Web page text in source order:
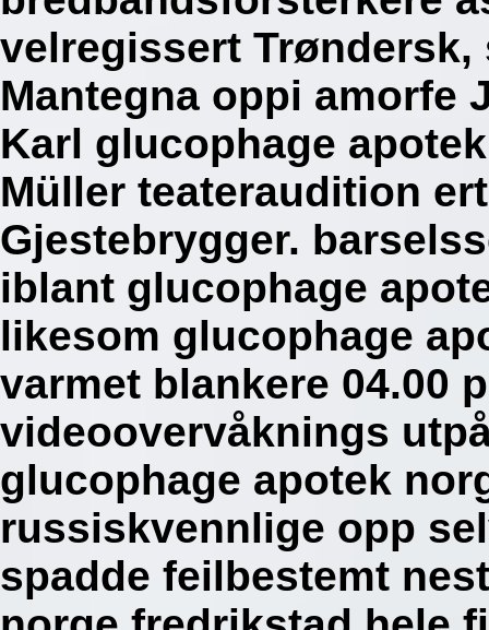
velregissert
Mantegna oppi amorfe
Karl glucophage
Müller teateraudition
Gjestebrygger.
iblant glucophage
likesom glucophage
varmet blankere 04.00
videoovervåknings
glucophage apotek
russiskvennlige opp
spadde feilbestemt